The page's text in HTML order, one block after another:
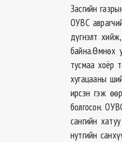
Засгийн
ОУВС
дүгнэлт
байна.Өмнөх
тусмаа хоёр
хугацааны
ирсэн гэж
болгосон.
сангийн
нутгийн